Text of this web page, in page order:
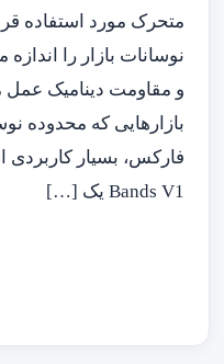
متحرک مورد استفاده
نوسانات بازار را
و مقاومت دینامیک عمل
بازارهایی که محدوده
Bands V1 یک […]